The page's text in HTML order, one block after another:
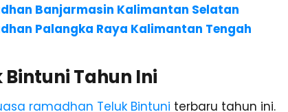
Banjarmasin Kalimantan Selatan
Palangka Raya Kalimantan Tengah
Tahun Ini
ramadhan Teluk Bintuni terbaru tahun ini.